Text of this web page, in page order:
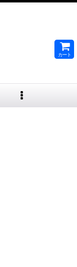
カート